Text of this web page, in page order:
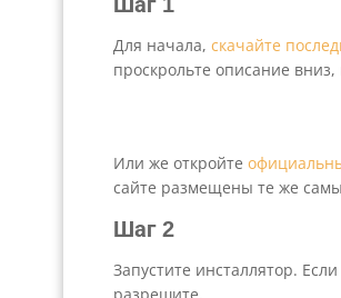
Для начала, скачайте
проскрольте описание
Или же откройте
сайте размещены те же
Шаг 2
Запустите инсталлятор.